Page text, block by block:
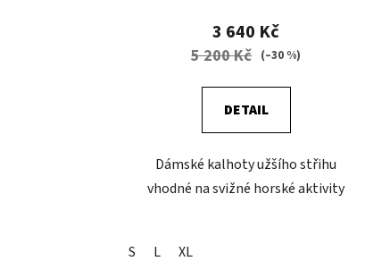
3 640 Kč
5 200 Kč (–30 %)
DETAIL
Dámské kalhoty užšího střihu
vhodné na svižné horské aktivity
S L XL